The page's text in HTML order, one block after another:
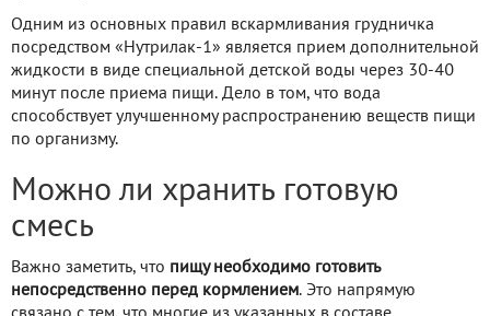
Одним из основных правил вскармливания грудничка
посредством «Нутрилак-1» является прием дополнительной
жидкости в виде специальной детской воды через 30-40
минут после приема пищи. Дело в том, что вода
способствует улучшенному распространению веществ пищи
по организму.
Можно ли хранить готовую
смесь
Важно заметить, что пищу необходимо готовить
непосредственно перед кормлением. Это напрямую